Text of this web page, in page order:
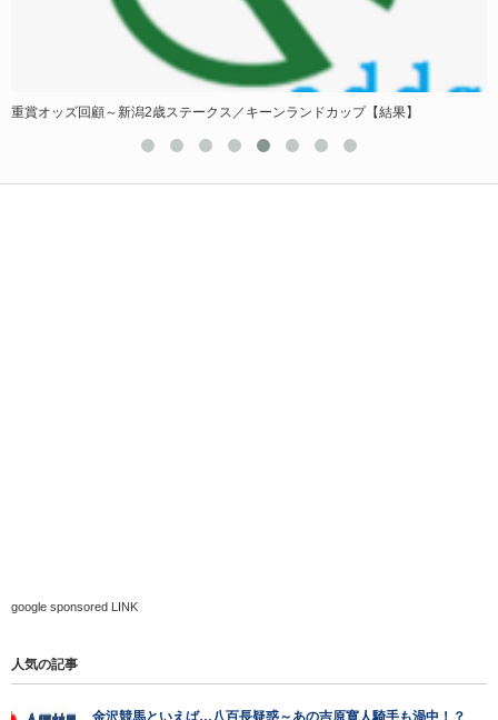
重賞オッズ回顧～新潟2歳ステークス／キーンランドカップ【結果】
google sponsored LINK
人気の記事
金沢競馬といえば…八百長疑惑～あの吉原寛人騎手も渦中！？